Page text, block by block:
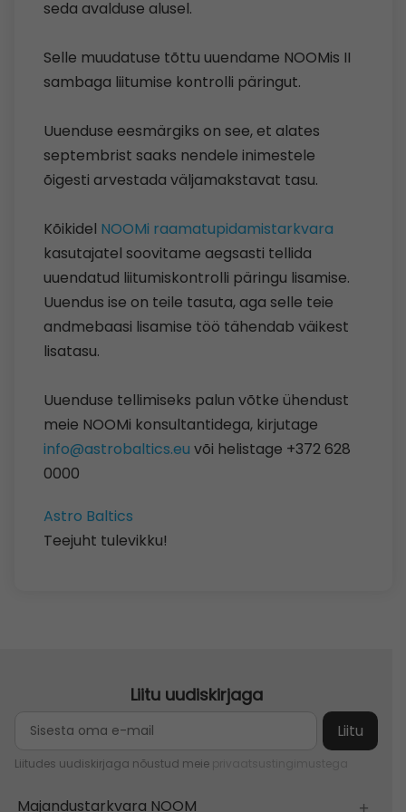
seda avalduse alusel.
Selle muudatuse tõttu uuendame NOOMis II
sambaga liitumise kontrolli päringut.
Uuenduse eesmärgiks on see, et alates
septembrist saaks nendele inimestele
õigesti arvestada väljamakstavat tasu.
Kõikidel NOOMi raamatupidamistarkvara
kasutajatel soovitame aegsasti tellida
uuendatud liitumiskontrolli päringu lisamise.
Uuendus ise on teile tasuta, aga selle teie
andmebaasi lisamise töö tähendab väikest
lisatasu.
Uuenduse tellimiseks palun võtke ühendust
meie NOOMi konsultantidega, kirjutage
info@astrobaltics.eu või helistage +372 628
0000
Astro Baltics
Teejuht tulevikku!
Liitu uudiskirjaga
Liitudes uudiskirjaga nõustud meie
Majandustarkvara NOOM